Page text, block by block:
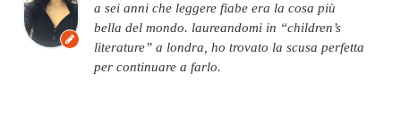
a sei anni che leggere fiabe era la cosa più
bella del mondo. laureandomi in “children’s
literature” a londra, ho trovato la scusa perfetta
per continuare a farlo.